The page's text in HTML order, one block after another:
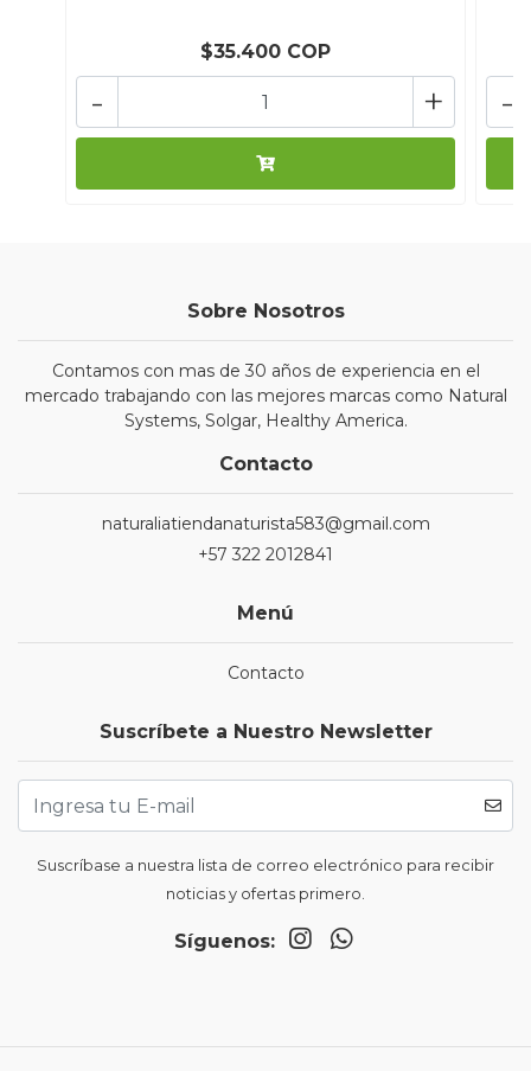
$35.400 COP
+
- -
Sobre Nosotros
Contamos con mas de 30 años de experiencia en el
mercado trabajando con las mejores marcas como Natural
Systems, Solgar, Healthy America.
Contacto
naturaliatiendanaturista583@gmail.com
+57 322 2012841
Menú
Contacto
Suscríbete a Nuestro Newsletter
Suscríbase a nuestra lista de correo electrónico para recibir
noticias y ofertas primero.
Síguenos: